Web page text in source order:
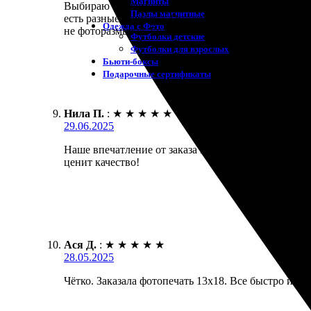
Пазлы магнитные
Одежда с Фото
Футболки детские
Футболки для взрослых
Бьюти-боксы
Подарочные сертификаты
Выбираю эту компанию для печати фото. Нравится
есть разные форматы. Оплатила и в тот же день
не фоторазмытая. Буду заказывать еще и советовать
Нила П. : ★ ★ ★ ★ ★
29.06.2025
Наше впечатление от заказа просто отличное!
ценит качество!
Ася Д. : ★ ★ ★ ★ ★
28.05.2025
Чётко. Заказала фотопечать 13х18. Все быстро и